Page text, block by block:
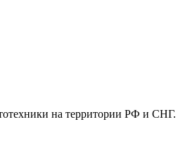
на территории РФ и СНГ.